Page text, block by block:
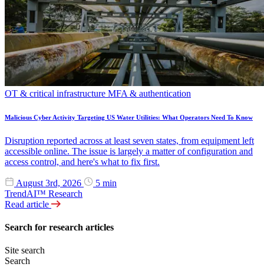
OT & critical infrastructure MFA & authentication
Malicious Cyber Activity Targeting US Water Utilities: What Operators Need To Know
Disruption reported across at least seven states, from equipment left
accessible online. The issue is largely a matter of configuration and
access control, and here's what to fix first.
August 3rd, 2026
5 min
TrendAI™ Research
Read article
Search for research articles
Site search
Search